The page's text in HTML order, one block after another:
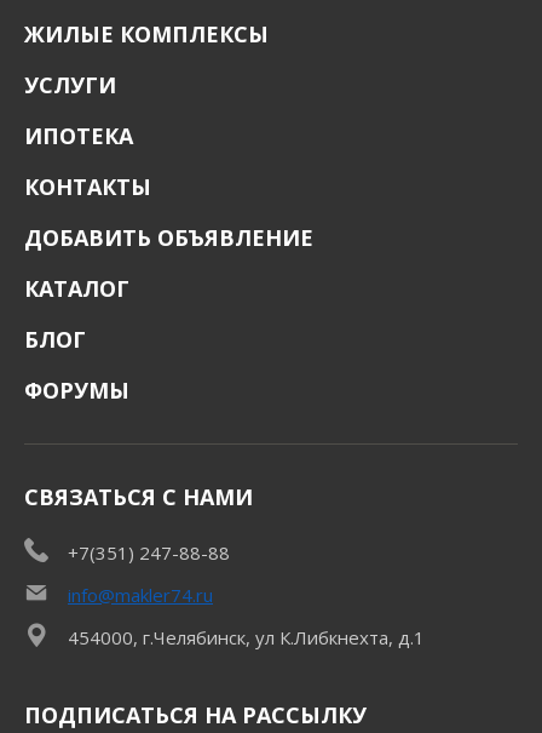
ЖИЛЫЕ КОМПЛЕКСЫ
УСЛУГИ
ИПОТЕКА
КОНТАКТЫ
ДОБАВИТЬ ОБЪЯВЛЕНИЕ
КАТАЛОГ
БЛОГ
ФОРУМЫ
СВЯЗАТЬСЯ С НАМИ
+7(351) 247-88-88
info@makler74.ru
454000, г.Челябинск, ул К.Либкнехта, д.1
ПОДПИСАТЬСЯ НА РАССЫЛКУ